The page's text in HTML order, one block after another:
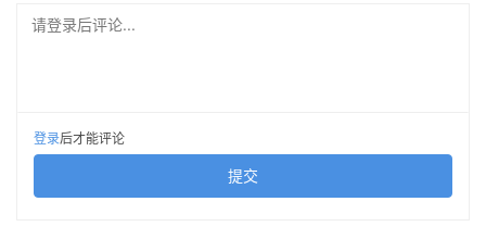
产品设计和分销策略定义。
关于本报告
本报告旨在重新定义我们对稳定币增长的理解：从发行到实
请登录后评论...
登录后才能评论
提交